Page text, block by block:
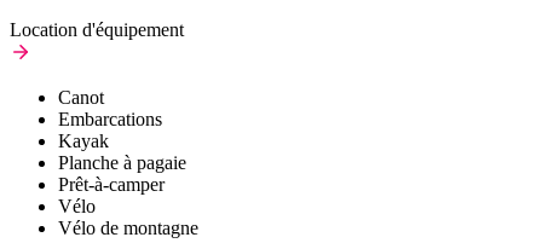
Location d'équipement
Canot
Embarcations
Kayak
Planche à pagaie
Prêt-à-camper
Vélo
Vélo de montagne